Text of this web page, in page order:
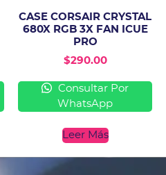
CASE CORSAIR CRYSTAL
680X RGB 3X FAN ICUE
PRO
$290.00
Consultar Por
WhatsApp
Leer Más